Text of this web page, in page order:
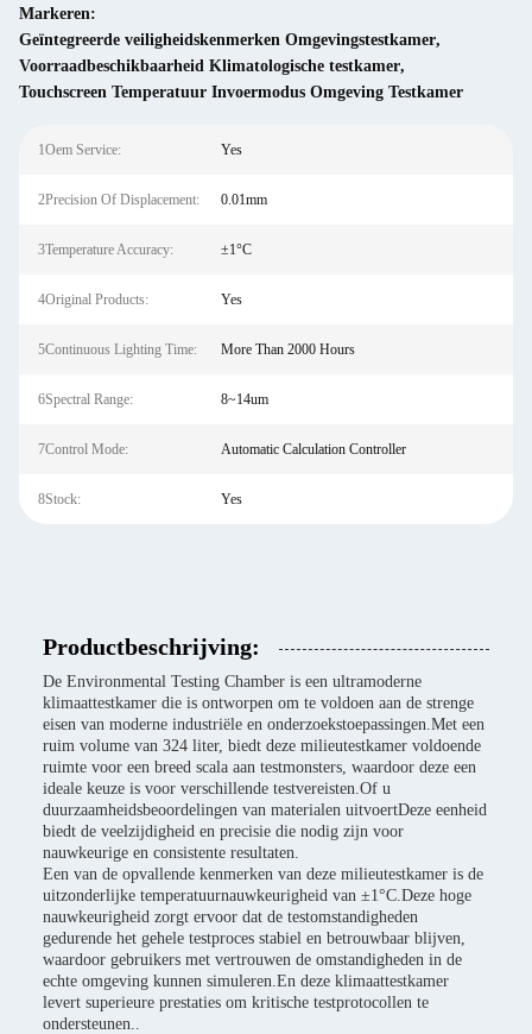
Markeren:
Geïntegreerde veiligheidskenmerken Omgevingstestkamer,
Voorraadbeschikbaarheid Klimatologische testkamer,
Touchscreen Temperatuur Invoermodus Omgeving Testkamer
1Oem Service: Yes
2Precision Of Displacement: 0.01mm
3Temperature Accuracy: ±1°C
4Original Products: Yes
5Continuous Lighting Time: More Than 2000 Hours
6Spectral Range: 8~14um
7Control Mode: Automatic Calculation Controller
8Stock: Yes
Productbeschrijving:
De Environmental Testing Chamber is een ultramoderne
klimaattestkamer die is ontworpen om te voldoen aan de strenge
eisen van moderne industriële en onderzoekstoepassingen.Met een
ruim volume van 324 liter, biedt deze milieutestkamer voldoende
ruimte voor een breed scala aan testmonsters, waardoor deze een
ideale keuze is voor verschillende testvereisten.Of u
duurzaamheidsbeoordelingen van materialen uitvoertDeze eenheid
biedt de veelzijdigheid en precisie die nodig zijn voor
nauwkeurige en consistente resultaten.
Een van de opvallende kenmerken van deze milieutestkamer is de
uitzonderlijke temperatuurnauwkeurigheid van ±1°C.Deze hoge
nauwkeurigheid zorgt ervoor dat de testomstandigheden
gedurende het gehele testproces stabiel en betrouwbaar blijven,
waardoor gebruikers met vertrouwen de omstandigheden in de
echte omgeving kunnen simuleren.En deze klimaattestkamer
levert superieure prestaties om kritische testprotocollen te
ondersteunen..